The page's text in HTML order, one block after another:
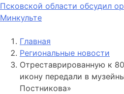
Псковской области обсудил
Минкульте
Главная
Региональные новости
Отреставрированную к
икону передали в
Постникова»